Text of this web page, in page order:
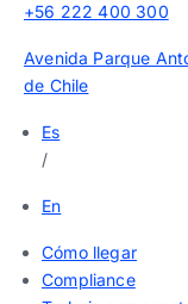
+56 222 400 300
Avenida Parque
de Chile
Es
/
En
Cómo llegar
Compliance